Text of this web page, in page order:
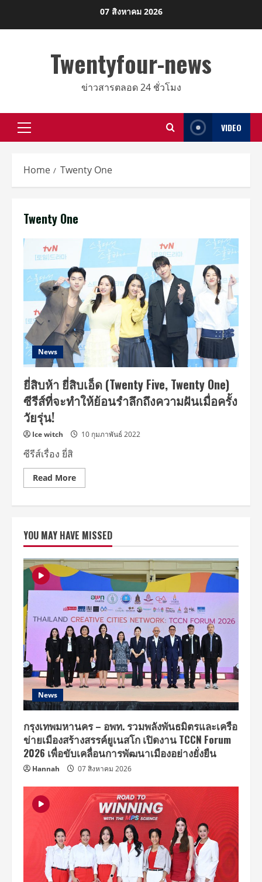
07 สิงหาคม 2026
Twentyfour-news
ข่าวสารตลอด 24 ชั่วโมง
Primary
VIDEO
Home Twenty One
Twenty One
News
ยี่สิบห้า ยี่สิบเอ็ด (Twenty Five, Twenty One)
ซีรีส์ที่จะทำให้ย้อนรำลึกถึงความฝันเมื่อครั้ง
วัยรุ่น!
Ice witch 10 กุมภาพันธ์ 2022
ซีรีส์เรื่อง ยี่สิ
Read MoreRead
more
(Twenty
Five,
Twenty
One)
ซี
รีส์
จะ
ทำให้
ย้อน
รำลึก
ถึง
ความ
ฝัน
เมื่อ
ครั้ง
วัย
รุ่น!
YOU MAY HAVE MISSED
News
กรุงเทพมหานคร – อพท. รวมพลังพันธมิตรและเครือ
ข่ายเมืองสร้างสรรค์ยูเนสโก เปิดงาน TCCN Forum
2026 เพื่อขับเคลื่อนการพัฒนาเมืองอย่างยั่งยืน
Hannah 07 สิงหาคม 2026